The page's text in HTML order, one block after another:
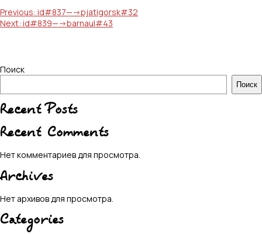
Навигация
по
Previous: id#837—->pjatigorsk#32
Next: id#839—->barnaul#43
Поиск
Поиск
Recent Posts
Recent Comments
Нет комментариев для просмотра.
Archives
Нет архивов для просмотра.
Categories